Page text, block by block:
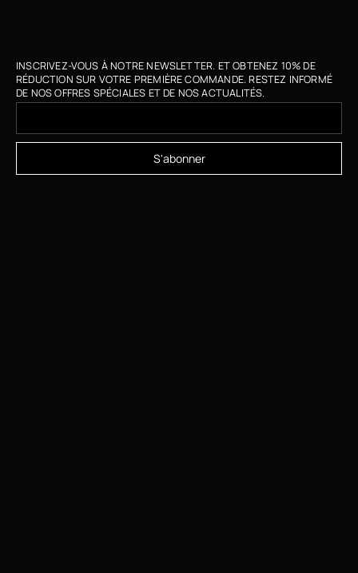
INSCRIVEZ-VOUS À NOTRE NEWSLETTER. ET OBTENEZ 10% DE
RÉDUCTION SUR VOTRE PREMIÈRE COMMANDE. RESTEZ INFORMÉ
DE NOS OFFRES SPÉCIALES ET DE NOS ACTUALITÉS.